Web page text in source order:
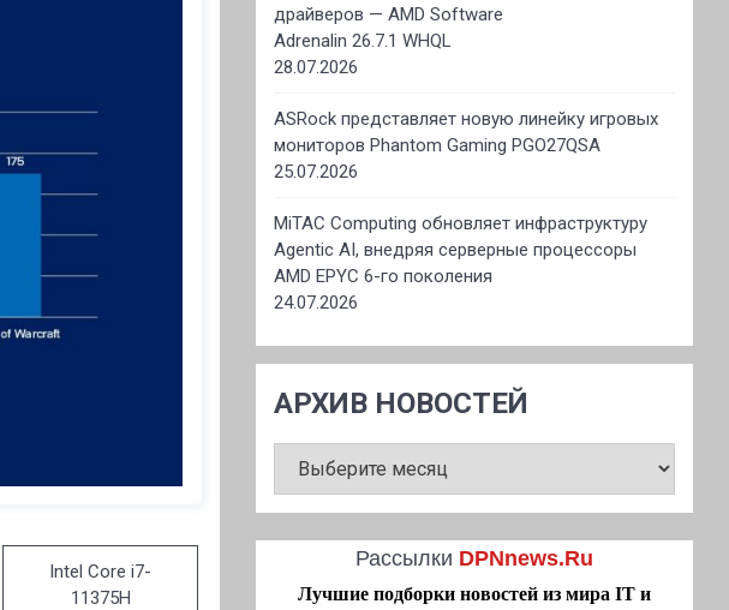
Intel Core i7-
11375H
драйверов — AMD Software
Adrenalin 26.7.1 WHQL
28.07.2026
ASRock представляет новую линейку игровых
мониторов Phantom Gaming PGO27QSA
25.07.2026
MiTAC Computing обновляет инфраструктуру
Agentic AI, внедряя серверные процессоры
AMD EPYC 6-го поколения
24.07.2026
АРХИВ НОВОСТЕЙ
НОВОСТЕЙ
Рассылки DPNnews.Ru
Лучшие подборки новостей из мира IT и